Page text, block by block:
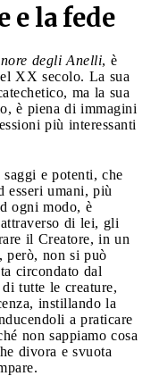
e la fede
degli Anelli, è
XX secolo. La sua
ma la sua
è piena di immagini
più interessanti
e potenti, che
esseri umani, più
ogni modo, è
di lei, gli
il Creatore, in un
però, non si può
circondato dal
tutte le creature,
instillando la
a praticare
non sappiamo cosa
divora e svuota